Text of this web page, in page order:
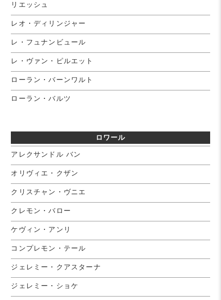
リエッシュ
レオ・ディリンジャー
レ・フュナンビュール
レ・ヴァン・ピルエット
ローラン・バーンワルト
ローラン・バルツ
ロワール
アレクサンドル バン
オリヴィエ・クザン
クリスチャン・ヴニエ
クレモン・バロー
ケヴィン・アンリ
コンプレモン・テール
ジェレミー・クアスターナ
ジェレミー・ショケ